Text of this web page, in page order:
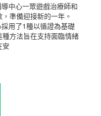
中心一眾遊戲治療師和
準備迎接新的一年。
用了1種以循證為基礎
方法旨在支持面臨情緒
安